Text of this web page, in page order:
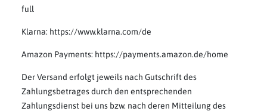
full
Klarna: https://www.klarna.com/de
Amazon Payments: https://payments.amazon.de/home
Der Versand erfolgt jeweils nach Gutschrift des
Zahlungsbetrages durch den entsprechenden
Zahlungsdienst bei uns bzw. nach deren Mitteilung des